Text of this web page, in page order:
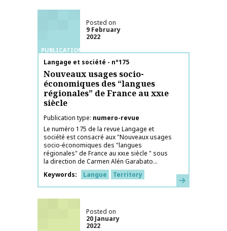
PUBLICATIONS
Posted on
9 February
2022
Publication name
Langage et société - n°175
Nouveaux usages socio-
économiques des “langues
régionales” de France au xxιe
siècle
Publication type numero-revue
Le numéro 175 de la revue Langage et
société est consacré aux "Nouveaux usages
socio-économiques des "langues
régionales" de France au xxιe siècle " sous
la direction de Carmen Alén Garabato...
Keywords
Langue Territory Learn more
Posted on
20 January
2022